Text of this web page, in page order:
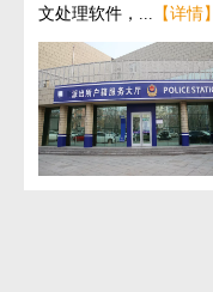
文处理软件，... 【详情】